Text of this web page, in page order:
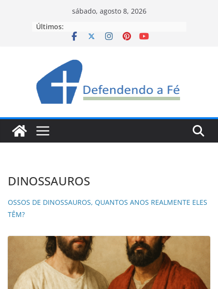
sábado, agosto 8, 2026
Últimos:
DINOSSAUROS
OSSOS DE DINOSSAUROS, QUANTOS ANOS REALMENTE ELES
TÊM?